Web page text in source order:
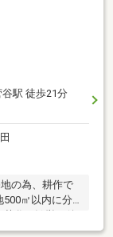
谷駅 徒歩21分
の為、耕作で
㎡以内に分
谷・鴻巣・後
谷西小学校まで